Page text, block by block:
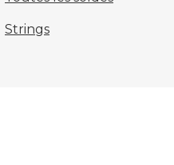
Strings